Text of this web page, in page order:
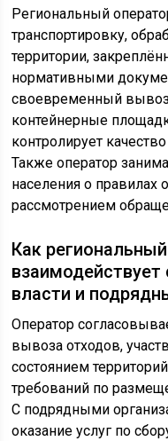
Региональный
транспортировку,
территории,
нормативными
своевременный
контейнерные
контролирует
Также оператор
населения о правилах
рассмотрением
Как
власти и
Оператор
вывоза отходов,
состоянием
требований по
С подрядными
оказание услуг по